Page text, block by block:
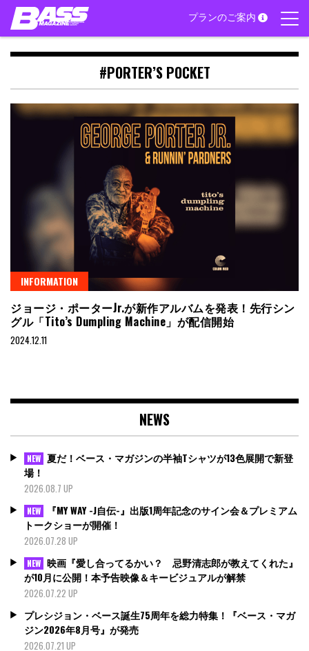
Skip
content
プランのご案内
#PORTER’S POCKET
INFORMATION
ジョージ・ポーターJr.が新作アルバムを発表！先行シン
グル「Tito’s Dumpling Machine」が配信開始
2024.12.11
NEWS
NEW 夏だ！ベース・マガジンの半袖Tシャツが13色展開で新登
場！
2026.08.7 UP
NEW
『MY WAY -J自伝-』出版1周年記念のサイン会＆プレミアム
トークショーが開催！
2026.07.28 UP
NEW 映画『愛し合ってるかい？ 忌野清志郎が教えてくれた』
が10月に公開！本予告映像＆キービジュアルが解禁
2026.07.22 UP
プレシジョン・ベース誕生75周年を総力特集！『ベース・マガ
ジン2026年8月号』が発売
2026.07.21 UP